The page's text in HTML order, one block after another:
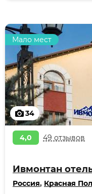
34
Мало мест
4,0 49 отзывов
Ивмонтан
Россия, Красная